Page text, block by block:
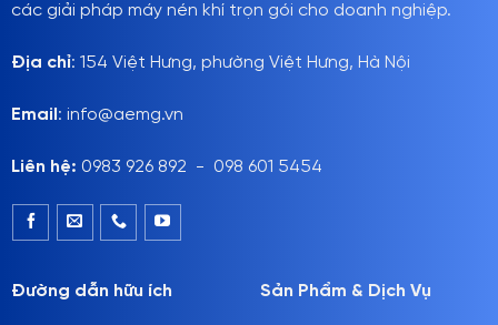
các giải pháp máy nén khí trọn gói cho doanh nghiệp.
Địa chỉ: 154 Việt Hưng, phường Việt Hưng, Hà Nội
Email : info@aemg.vn
Liên hệ: 0983 926 892 - 098 601 5454
Đường dẫn hữu ích Sản Phẩm & Dịch Vụ